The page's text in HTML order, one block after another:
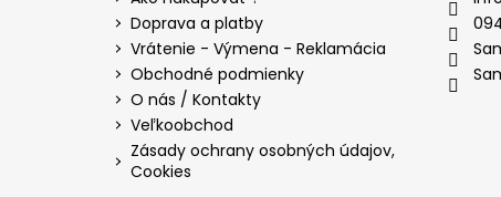
Doprava a platby
Vrátenie - Výmena - Reklamácia
Obchodné podmienky
O nás / Kontakty
Veľkoobchod
Zásady ochrany osobných údajov,
Cookies